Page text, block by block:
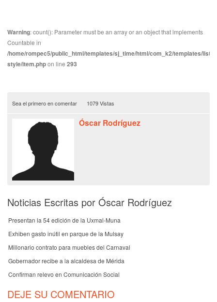
Warning: count(): Parameter must be an array or an object that implements
Countable in
/home/rompec5/public_html/templates/sj_time/html/com_k2/templates/
style/item.phpon line 293
Sea el primero en comentar 1079 Vistas
Óscar Rodríguez
Noticias Escritas por Óscar Rodríguez
Presentan la 54 edición de la Uxmal-Muna
Exhiben gasto inútil en parque de la Mulsay
Millonario contrato para muebles del Carnaval
Gobernador recibe a la alcaldesa de Mérida
Confirman relevo en Comunicación Social
DEJE SU COMENTARIO